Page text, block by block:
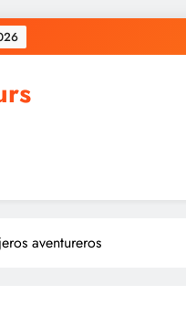
aventureros